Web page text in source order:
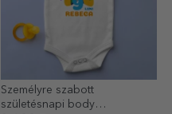
Személyre szabott
születésnapi body